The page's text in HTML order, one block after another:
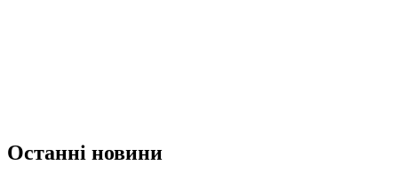
Останні новини